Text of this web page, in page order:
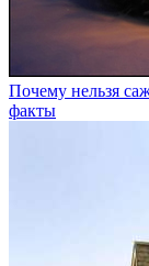
Почему нельзя
факты